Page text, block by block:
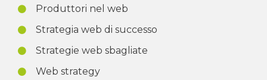
Produttori nel web
Strategia web di successo
Strategie web sbagliate
Web strategy